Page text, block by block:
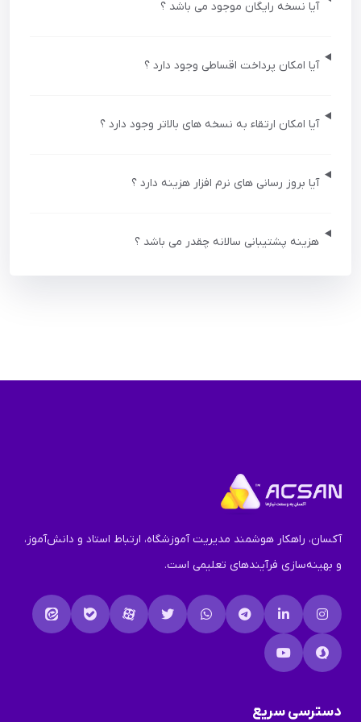
آیا نسخه رایگان موجود می باشد ؟
آیا امکان پرداخت اقساطی وجود دارد ؟
آیا امکان ارتقاء به نسخه های بالاتر وجود دارد ؟
آیا بروز رسانی های نرم افزار هزینه دارد ؟
هزینه پشتیبانی سالانه چقدر می باشد ؟
آکسان، راهکار هوشمند مدیریت آموزشگاه، ارتباط استاد و دانش‌آموز،
و بهینه‌سازی فرآیندهای تعلیمی است.
دسترسی سریع